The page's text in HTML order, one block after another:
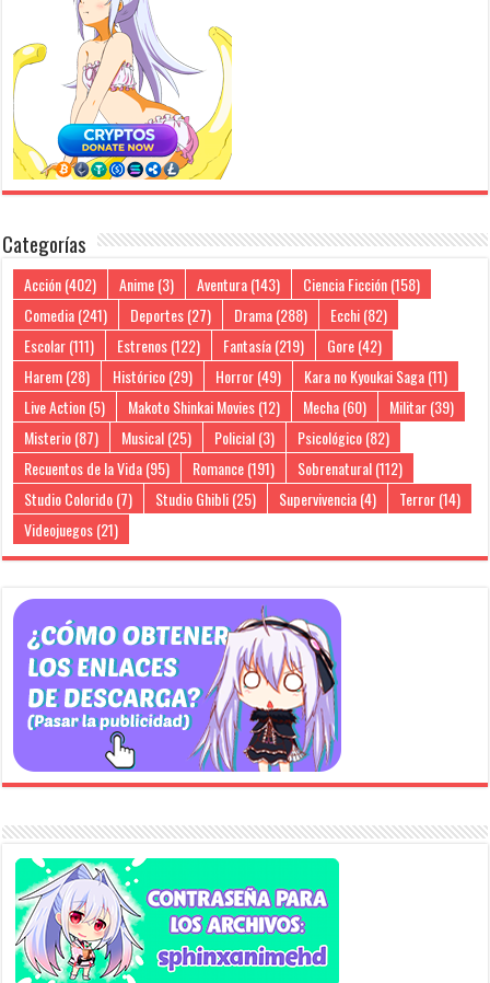
Categorías
Acción(402) Anime(3) Aventura(143) Ciencia Ficción(158)
Comedia(241) Deportes(27) Drama(288) Ecchi(82)
Escolar(111) Estrenos(122) Fantasía(219) Gore(42)
Harem(28) Histórico(29) Horror(49) Kara no Kyoukai Saga(11)
Live Action(5) Makoto Shinkai Movies(12) Mecha(60) Militar(39)
Misterio(87) Musical(25) Policial(3) Psicológico(82)
Recuentos de la Vida(95) Romance(191) Sobrenatural(112)
Studio Colorido(7) Studio Ghibli(25) Supervivencia(4) Terror(14)
Videojuegos(21)